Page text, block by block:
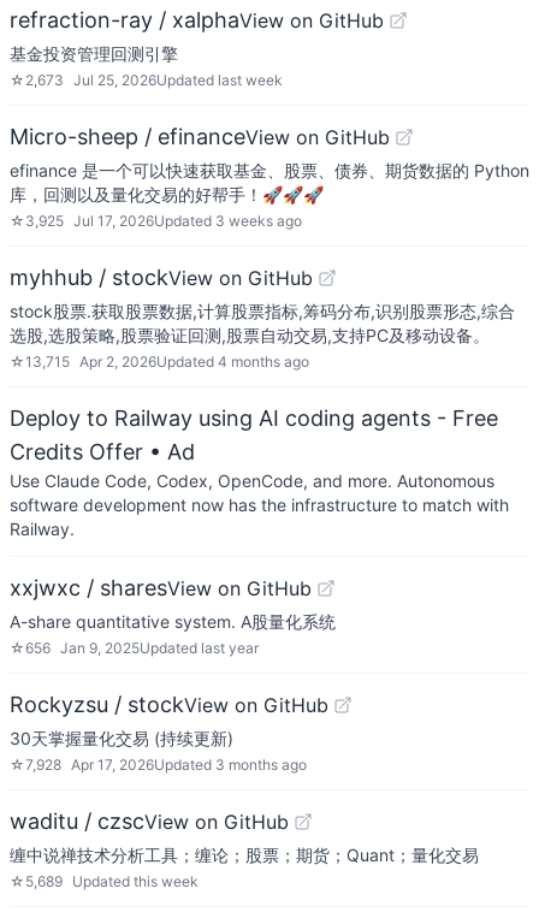
refraction-ray / xalphaView on GitHub
基金投资管理回测引擎
☆ 2,673 Jul 25, 2026Updated last week
Micro-sheep / efinanceView on GitHub
efinance 是一个可以快速获取基金、股票、债券、期货数据的 Python
库，回测以及量化交易的好帮手！🚀🚀🚀
☆ 3,925 Jul 17, 2026Updated 3 weeks ago
myhhub / stockView on GitHub
stock股票.获取股票数据,计算股票指标,筹码分布,识别股票形态,综合
选股,选股策略,股票验证回测,股票自动交易,支持PC及移动设备。
☆13,715 Apr 2, 2026Updated 4 months ago
Deploy to Railway using AI coding agents - Free
Credits Offer • Ad
Use Claude Code, Codex, OpenCode, and more. Autonomous
software development now has the infrastructure to match with
Railway.
xxjwxc / sharesView on GitHub
A-share quantitative system. A股量化系统
☆656 Jan 9, 2025Updated last year
Rockyzsu / stockView on GitHub
30天掌握量化交易 (持续更新)
☆7,928 Apr 17, 2026Updated 3 months ago
waditu / czscView on GitHub
缠中说禅技术分析工具；缠论；股票；期货；Quant；量化交易
☆ 5,689 Updated this week